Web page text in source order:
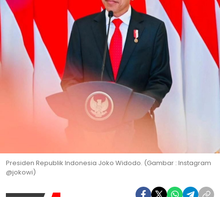
Presiden Republik Indonesia Joko Widodo. (Gambar : Instagram
@jokowi)